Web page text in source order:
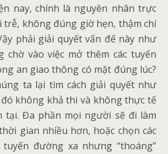
nay, chính là nguyên nhân trực
trễ, không đúng giờ hẹn, thậm chí
phải giải quyết vấn đế này như
chờ vào việc mở thêm các tuyến
an giao thông có mặt đúng lúc?
ta lại tìm cách giải quyết như
không khả thi và không thực tế
tại. Đa phần mọi người sẽ đi làm
gian nhiều hơn, hoặc chọn các
đường xa nhưng “thoáng”